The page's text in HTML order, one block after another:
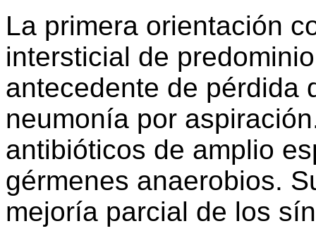
La primera orientación
intersticial de
antecedente de pérdida
neumonía por
antibióticos de amplio
gérmenes anaerobios.
mejoría parcial de los